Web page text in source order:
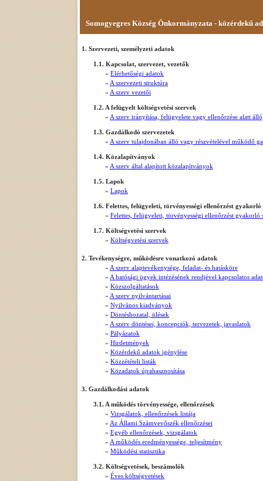
Somogyegres Község Önkormányzata - közérdekű
1. Szervezeti, személyzeti adatok
1.1. Kapcsolat, szervezet, vezetők
» Elérhetőségi adatok
» A szervezeti struktúra
» A szerv vezetői
1.2. A felügyelt költségvetési szervek
» A szerv irányítása, felügyelete vagy ellenőrzése alatt
1.3. Gazdálkodó szervezetek
» A szerv tulajdonában álló vagy részvételével működő
1.4. Közalapítványok
» A szerv által alapított közalapítványok
1.5. Lapok
» Lapok
1.6. Felettes, felügyeleti, törvényességi ellenőrzést gyakorló
» Felettes, felügyeleti, törvényességi ellenőrzést gyakorló
1.7. Költségvetési szervek
» Költségvetési szervek
2. Tevékenységre, működésre vonatkozó adatok
» A szerv alaptevékenysége, feladat- és hatásköre
» A hatósági ügyek intézésének rendjével kapcsolatos
» Közszolgáltatások
» A szerv nyilvántartásai
» Nyilvános kiadványok
» Döntéshozatal, ülések
» A szerv döntései, koncepciók, tervezetek, javaslatok
» Pályázatok
» Hirdetmények
» Közérdekű adatok igénylése
» Közzétételi listák
» Közadatok újrahasznosítása
3. Gazdálkodási adatok
3.1. A működés törvényessége, ellenőrzések
» Vizsgálatok, ellenőrzések listája
» Az Állami Számvevőszék ellenőrzései
» Egyéb ellenőrzések, vizsgálatok
» A működés eredményessége, teljesítmény
» Működési statisztika
3.2. Költségvetések, beszámolók
» Éves költségvetések